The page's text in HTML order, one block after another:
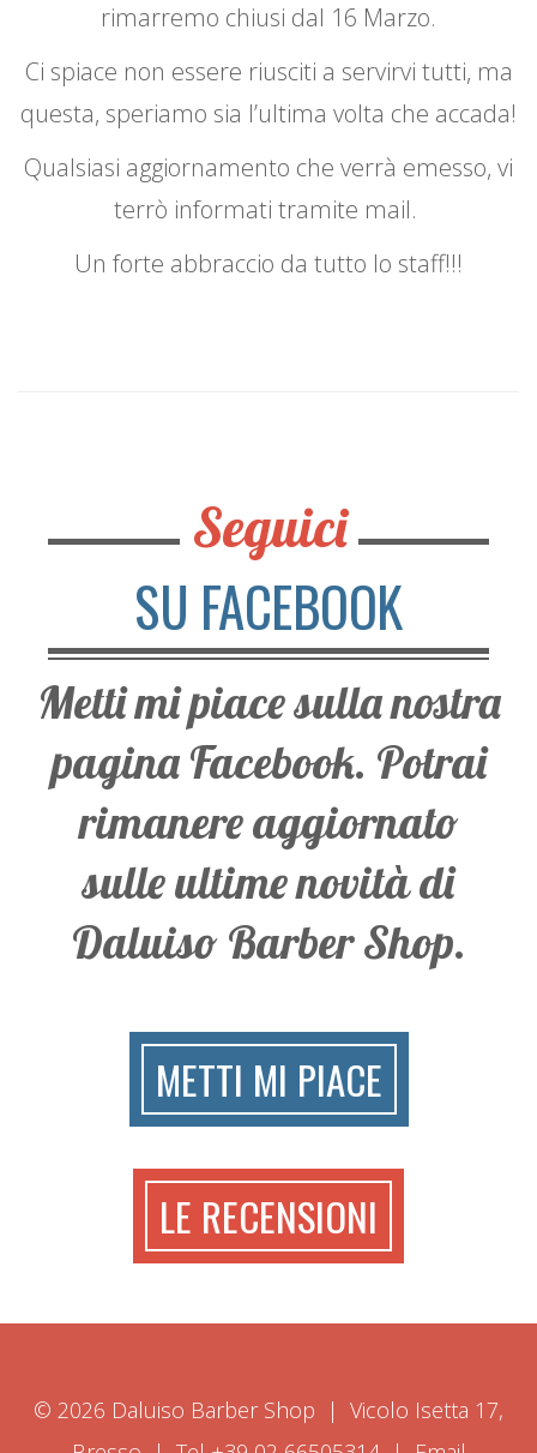
rimarremo chiusi dal 16 Marzo.
Ci spiace non essere riusciti a servirvi tutti, ma
questa, speriamo sia l’ultima volta che accada!
Qualsiasi aggiornamento che verrà emesso, vi
terrò informati tramite mail.
Un forte abbraccio da tutto lo staff!!!
Seguici
SU FACEBOOK
Metti mi piace sulla nostra
pagina Facebook. Potrai
rimanere aggiornato
sulle ultime novità di
Daluiso Barber Shop.
METTI MI PIACE
LE RECENSIONI
© 2026 Daluiso Barber Shop | Vicolo Isetta 17,